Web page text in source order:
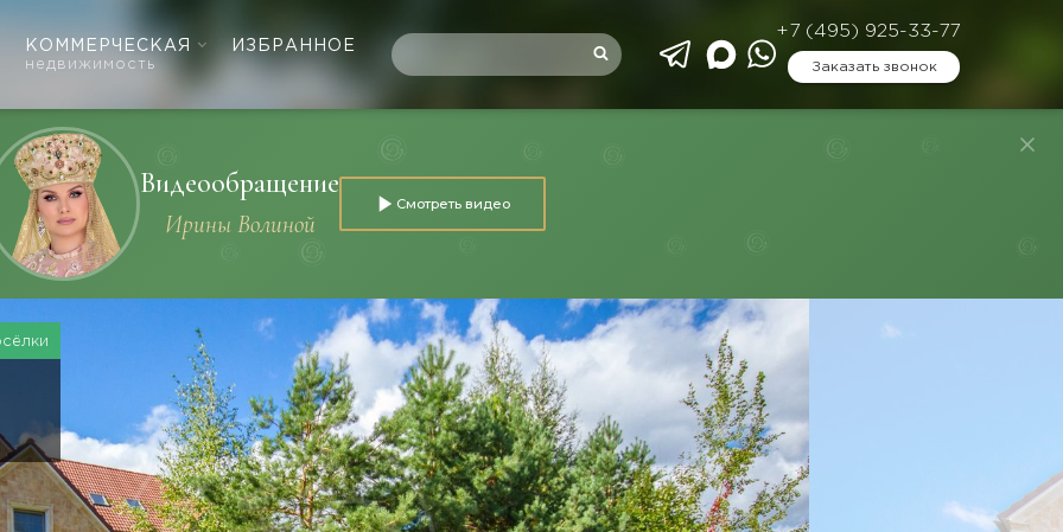
КОММЕРЧЕСКАЯ
недвижимость
ИЗБРАННОЕ
+7 (495) 925-33-77
Заказать звонок
Видеообращение
Ирины Волиной
Смотреть видео